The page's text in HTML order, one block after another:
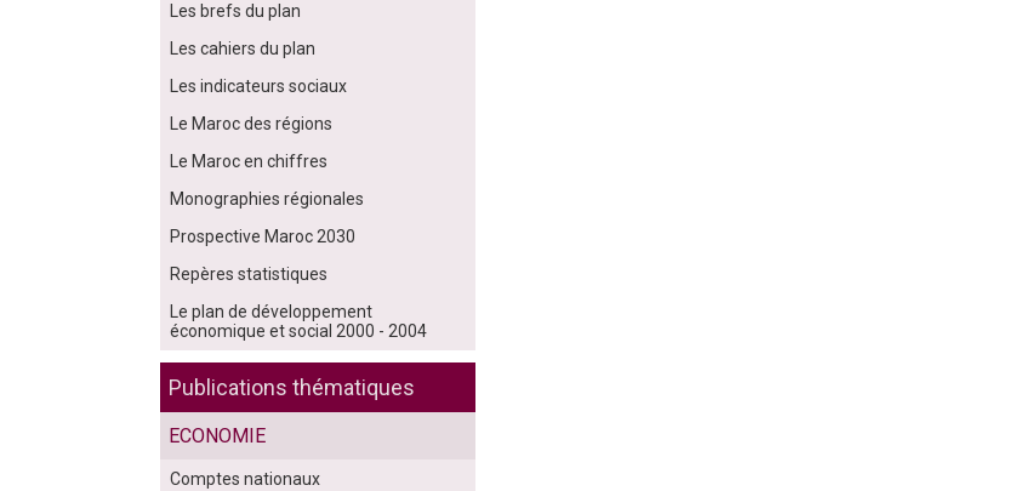
Les brefs du plan
Les cahiers du plan
Les indicateurs sociaux
Le Maroc des régions
Le Maroc en chiffres
Monographies régionales
Prospective Maroc 2030
Repères statistiques
Le plan de développement
économique et social 2000 - 2004
Publications thématiques
ECONOMIE
Comptes nationaux